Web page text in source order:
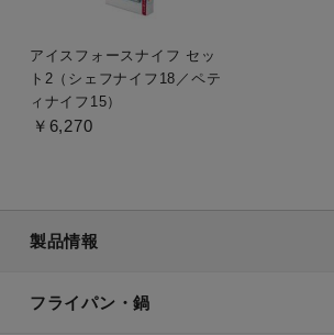
アイスフォースナイフ セッ
ト2（シェフナイフ18／ペテ
ィナイフ15）
￥6,270
製品情報
フライパン・鍋